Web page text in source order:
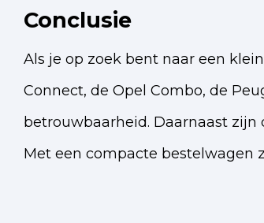
Conclusie
Als je op zoek bent naar een
Connect, de Opel Combo, de
betrouwbaarheid. Daarnaast
Met een compacte bestelwagen